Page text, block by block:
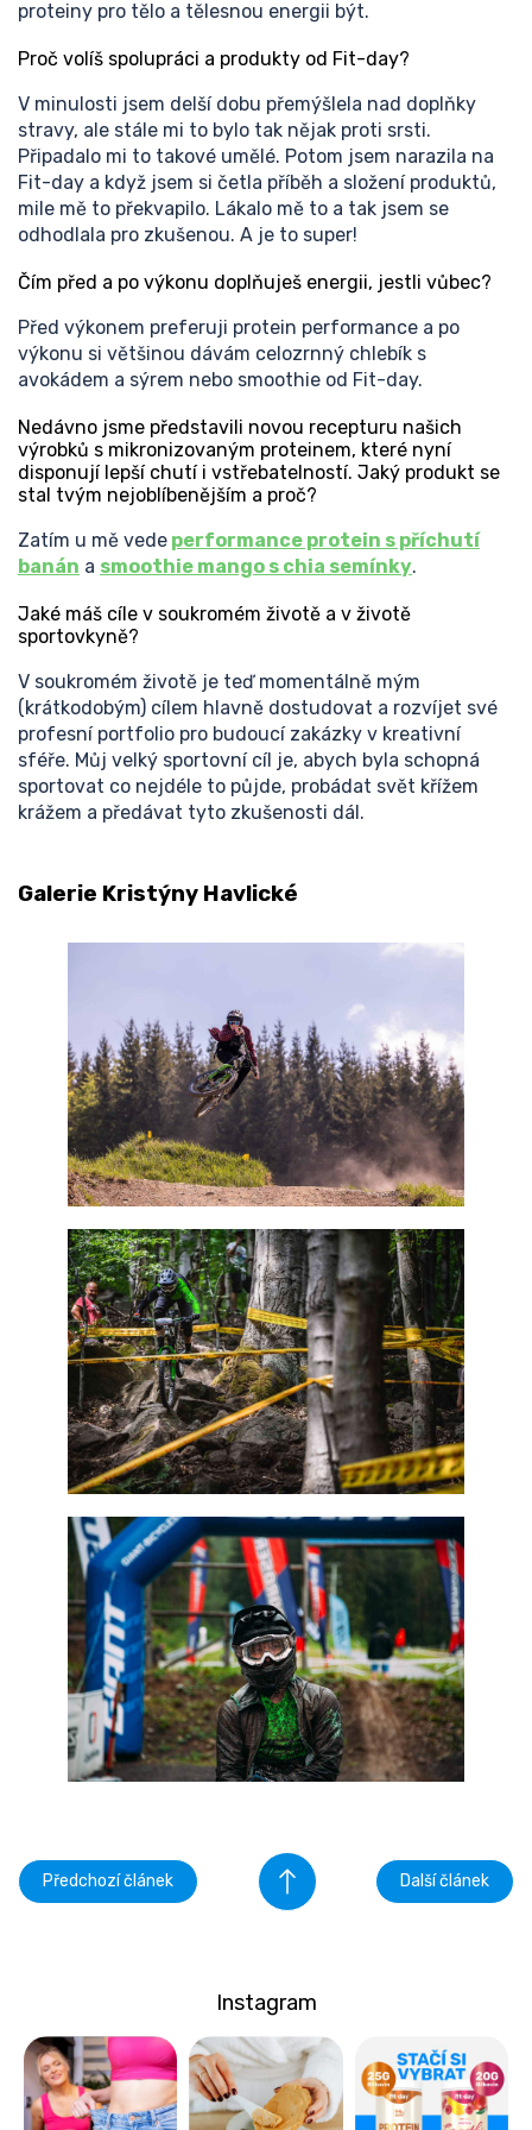
proteiny pro tělo a tělesnou energii být.
Proč volíš spolupráci a produkty od Fit-day?
V minulosti jsem delší dobu přemýšlela nad doplňky
stravy, ale stále mi to bylo tak nějak proti srsti.
Připadalo mi to takové umělé. Potom jsem narazila na
Fit-day a když jsem si četla příběh a složení produktů,
mile mě to překvapilo. Lákalo mě to a tak jsem se
odhodlala pro zkušenou. A je to super!
Čím před a po výkonu doplňuješ energii, jestli vůbec?
Před výkonem preferuji protein performance a po
výkonu si většinou dávám celozrnný chlebík s
avokádem a sýrem nebo smoothie od Fit-day.
Nedávno jsme představili novou recepturu našich
výrobků s mikronizovaným proteinem, které nyní
disponují lepší chutí i vstřebatelností. Jaký produkt se
stal tvým nejoblíbenějším a proč?
Zatím u mě vede performance protein s příchutí
banán a smoothie mango s chia semínky.
Jaké máš cíle v soukromém životě a v životě
sportovkyně?
V soukromém životě je teď momentálně mým
(krátkodobým) cílem hlavně dostudovat a rozvíjet své
profesní portfolio pro budoucí zakázky v kreativní
sféře. Můj velký sportovní cíl je, abych byla schopná
sportovat co nejdéle to půjde, probádat svět křížem
krážem a předávat tyto zkušenosti dál.
Galerie Kristýny Havlické
Předchozí článek Další článek
Instagram